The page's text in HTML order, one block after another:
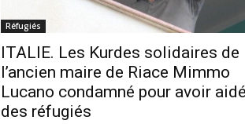
Réfugiés
ITALIE. Les Kurdes solidaires de
l’ancien maire de Riace Mimmo
Lucano condamné pour avoir
des réfugiés